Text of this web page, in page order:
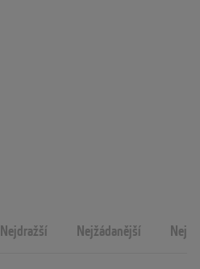
Nejdražší Nejžádanější